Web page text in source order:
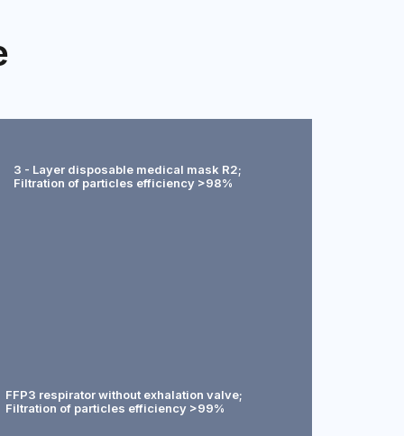
3 - Layer disposable medical mask R2;
Filtration of particles efficiency >98%
FFP3 respirator without exhalation valve;
Filtration of particles efficiency >99%